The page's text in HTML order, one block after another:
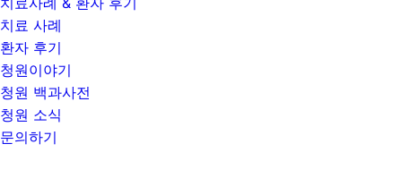
치료 사례
환자 후기
청원이야기
청원 백과사전
청원 소식
문의하기